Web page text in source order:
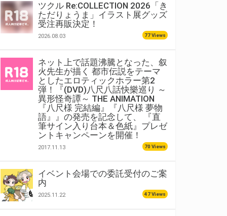
ツクル Re:COLLECTION 2026「き
ただりょうま」イラスト展グッズ
受注再販決定！
2026.08.03 77 Views
ネット上で話題沸騰となった、叙
火先生が描く 都市伝説をテーマ
としたエロティックホラー第2
弾！『(DVD)八尺八話快樂巡り ～
異形怪奇譚～ THE ANIMATION
『八尺様 完結編』『八尺様 夢物
語』』の発売を記念して、 『直
筆サイン入り台本＆色紙』プレゼ
ントキャンペーンを開催！
2017.11.13 70 Views
イベント会場での委託受付のご案
内
2025.11.22 47 Views